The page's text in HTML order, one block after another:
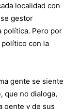
localidad con
gestor
política. Pero por
con la
gente se siente
que no dialoga,
gente y de sus